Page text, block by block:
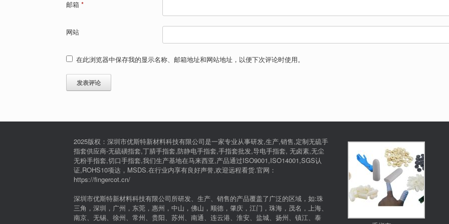
邮箱 *
网站
在此浏览器中保存我的显示名称、邮箱地址和网站地址，以便下次评论时使用。
2025版权：深圳市优斯特新材料科技有限公司是一家专业从事研发,生产,销售,定制无硫手
指套供应商-无硫磺指套,丁腈手指套,防静电手指套,手指套批发,导电手指套, 无卤素,无尘
无粉手指套,切口手指套,我们生产基地在马来西亚,产品通过ISO9001,ISO14001,SGS认
证,ROHS10项达，MSDS.在行业内享有良好声誉,欢迎远程看货.官网：
https://fingercot.cn/
深圳市优斯特新材料科技有限公司所研发、生产、销售的产品覆盖了广泛的区域，如:珠
三角，深圳，广州，东莞，惠州，中山，佛山，顺德，肇庆，江门，珠海，茂名，上海、
南京、无锡、徐州、常州、贵阳、苏州、南通、连云港、淮安、盐城、扬州、镇江、泰